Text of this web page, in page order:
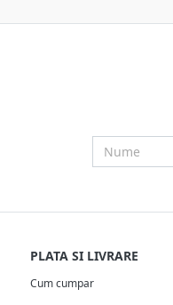
PLATA SI LIVRARE
Cum cumpar